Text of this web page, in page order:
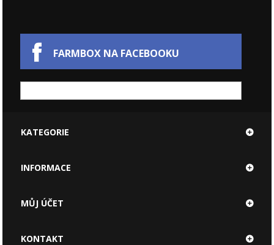
FARMBOX NA FACEBOOKU
KATEGORIE
INFORMACE
MŮJ ÚČET
KONTAKT